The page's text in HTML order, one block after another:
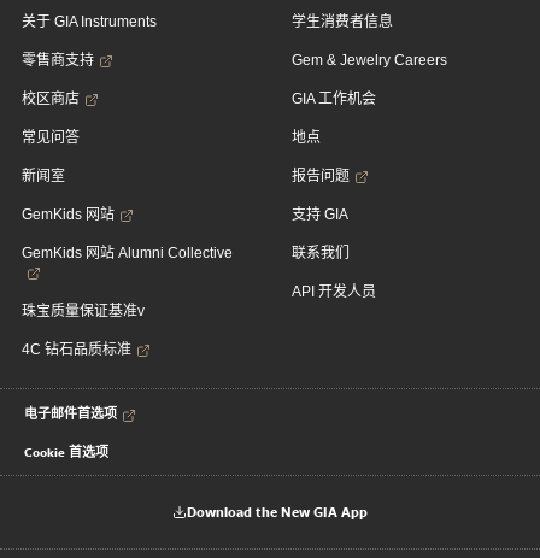
关于 GIA Instruments
零售商支持
校区商店
常见问答
新闻室
GemKids 网站
GemKids 网站 Alumni Collective
珠宝质量保证基准v
4C 钻石品质标准
学生消费者信息
Gem & Jewelry Careers
GIA 工作机会
地点
报告问题
支持 GIA
联系我们
API 开发人员
电子邮件首选项
Cookie 首选项
Download the New GIA App